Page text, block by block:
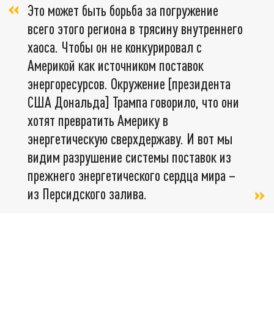
Это может быть борьба за погружение
всего этого региона в трясину внутреннего
хаоса. Чтобы он не конкурировал с
Америкой как источником поставок
энергоресурсов. Окружение [президента
США Дональда] Трампа говорило, что они
хотят превратить Америку в
энергетическую сверхдержаву. И вот мы
видим разрушение системы поставок из
прежнего энергетического сердца мира –
из Персидского залива.